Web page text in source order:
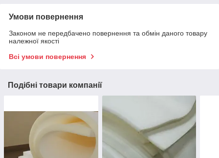
Умови повернення
Законом не передбачено повернення та обмін даного товару
належної якості
Всі умови повернення
Подібні товари компанії